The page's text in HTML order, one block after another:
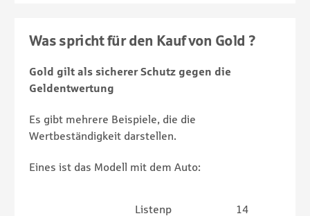
Was spricht für den Kauf von Gold ?
Gold gilt als sicherer Schutz gegen die
Geldentwertung
Es gibt mehrere Beispiele, die die
Wertbeständigkeit darstellen.
Eines ist das Modell mit dem Auto:
Listenp
14